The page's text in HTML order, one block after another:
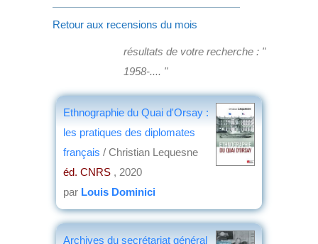
Retour aux recensions du mois
résultats de votre recherche : "
1958-.... "
Ethnographie du Quai d'Orsay :
les pratiques des diplomates
français / Christian Lequesne
éd. CNRS , 2020
par Louis Dominici
Archives du secrétariat général